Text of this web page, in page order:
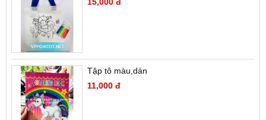
Tập tô màu,dán
11,000 đ